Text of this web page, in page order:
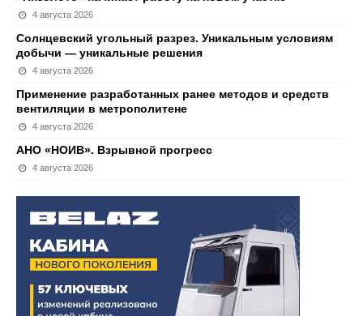
4 августа 2026
Солнцевский угольный разрез. Уникальным условиям
добычи — уникальные решения
4 августа 2026
Применение разработанных ранее методов и средств
вентиляции в метрополитене
4 августа 2026
АНО «НОИВ». Взрывной прогресс
4 августа 2026